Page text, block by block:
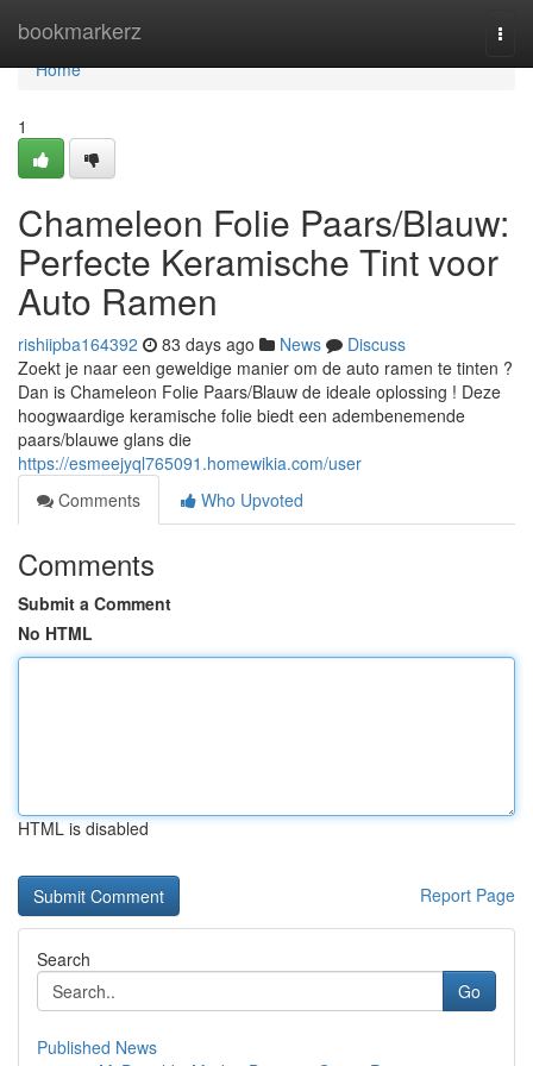
bookmarkerz
Home
Home
1
Chameleon Folie Paars/Blauw:
Perfecte Keramische Tint voor
Auto Ramen
rishiipba164392 83 days ago News
Discuss
Zoekt je naar een geweldige manier om de auto ramen te tinten ?
Dan is Chameleon Folie Paars/Blauw de ideale oplossing ! Deze
hoogwaardige keramische folie biedt een adembenemende
paars/blauwe glans die
https://esmeejyql765091.homewikia.com/user
Comments
Who Upvoted
Comments
Submit a Comment
No HTML
HTML is disabled
Report Page
Search
Go
Published News